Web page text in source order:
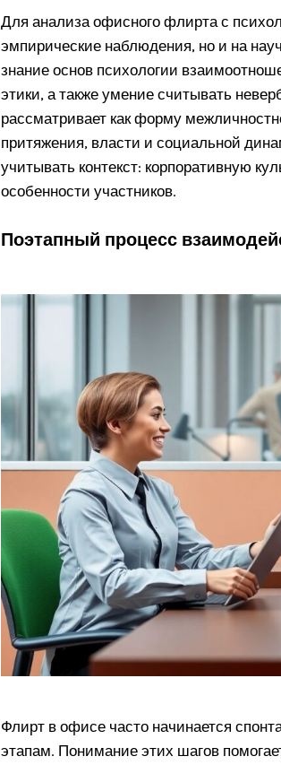
Для анализа офисного флирта с
эмпирические наблюдения, но и на
знание основ психологии
этики, а также умение считывать
рассматривает как форму
притяжения, власти и социальной
учитывать контекст: корпоративную
особенности участников.
Поэтапный процесс
Флирт в офисе часто начинается
этапам. Понимание этих шагов